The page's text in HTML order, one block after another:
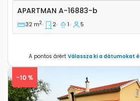
Apartman A-16883-b
APARTMAN A-16883-b
32 m2 2 1 5
A pontos árért Válassza ki a dátumokat
-10 %